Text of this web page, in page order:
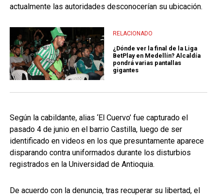
actualmente las autoridades desconocerían su ubicación.
RELACIONADO
¿Dónde ver la final de la Liga
BetPlay en Medellín? Alcaldía
pondrá varias pantallas
gigantes
Según la cabildante, alias ‘El Cuervo’ fue capturado el
pasado 4 de junio en el barrio Castilla, luego de ser
identificado en videos en los que presuntamente aparece
disparando contra uniformados durante los disturbios
registrados en la Universidad de Antioquia.
De acuerdo con la denuncia, tras recuperar su libertad, el